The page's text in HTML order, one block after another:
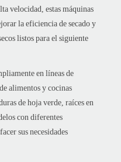
velocidad, estas máquinas
la eficiencia de secado y
listos para el siguiente
en líneas de
alimentos y cocinas
de hoja verde, raíces en
con diferentes
sus necesidades